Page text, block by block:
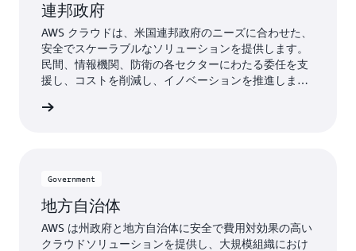
連邦政府
AWS クラウドは、米国連邦政府のニーズに合わせた、
安全でスケーラブルなソリューションを提供します。
民間、情報機関、防衛の各セクターにわたる委任を支
援し、コストを削減し、イノベーションを推進しま
テクノロジーを初期費用なしで提供します。
Government
地方自治体
AWS は州政府と地方自治体に安全で費用対効果の高い
クラウドソリューションを提供し、大規模組織におけ